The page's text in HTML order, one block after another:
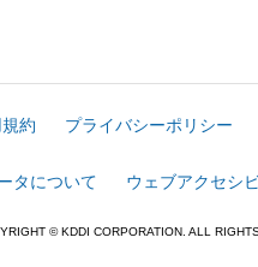
約 プライバシーポリシー
タについて ウェブアクセシ
© KDDI CORPORATION. ALL